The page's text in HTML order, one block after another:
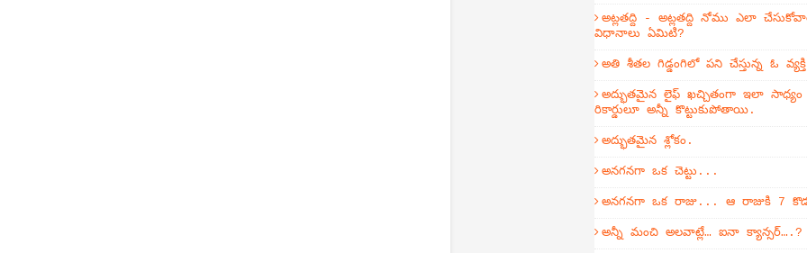
అట్లతద్ది - అట్లతద్ది నోము ఎలా
విధానాలు ఏమిటి?
అతి శీతల గిడ్డంగిలో పని చేస్తున్న ఓ
అద్భుతమైన లైఫ్ ఖచ్చితంగా ఇలా
రికార్డులూ అన్నీ కొట్టుకుపోతాయి.
అద్భుతమైన శ్లోకం.
అనగనగా ఒక చెట్టు...
అనగనగా ఒక రాజు... ఆ రాజుకి 7
అన్నీ మంచి అలవాట్లే… ఐనా క్యాన్సర్….?